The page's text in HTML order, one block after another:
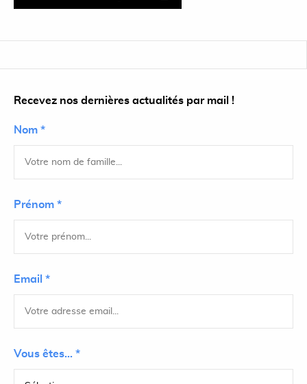
Recevez nos dernières actualités par mail !
Nom *
Prénom *
Email *
Vous êtes... *